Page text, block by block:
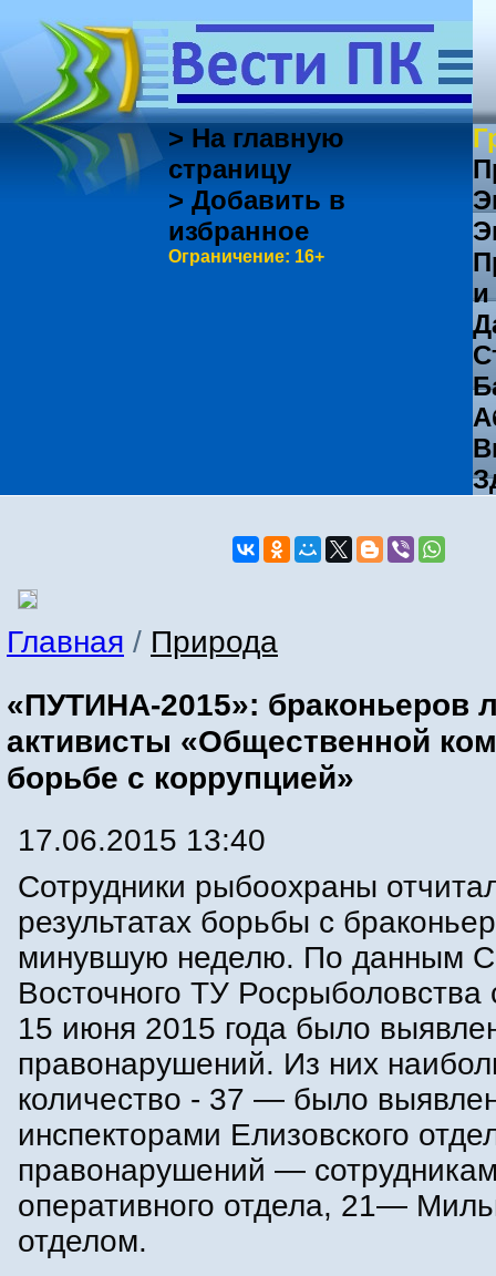
> На главную
страницу
> Добавить в
избранное
Ограничение: 16+
Главная / Природа
«ПУТИНА-2015»: браконьеров
активисты «Общественной
борьбе с коррупцией»
17.06.2015 13:40
Сотрудники рыбоохраны
результатах борьбы с
минувшую неделю. По данным
Восточного ТУ
15 июня 2015 года было
правонарушений. Из них
количество - 37 — было
инспекторами Елизовского
правонарушений —
оперативного отдела, 21—
отделом.